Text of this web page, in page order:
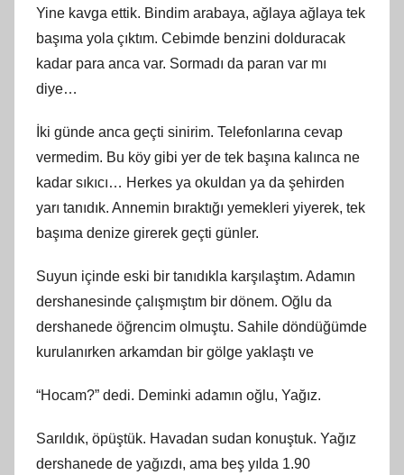
Yine kavga ettik. Bindim arabaya, ağlaya ağlaya tek
başıma yola çıktım. Cebimde benzini dolduracak
kadar para anca var. Sormadı da paran var mı
diye…
İki günde anca geçti sinirim. Telefonlarına cevap
vermedim. Bu köy gibi yer de tek başına kalınca ne
kadar sıkıcı… Herkes ya okuldan ya da şehirden
yarı tanıdık. Annemin bıraktığı yemekleri yiyerek, tek
başıma denize girerek geçti günler.
Suyun içinde eski bir tanıdıkla karşılaştım. Adamın
dershanesinde çalışmıştım bir dönem. Oğlu da
dershanede öğrencim olmuştu. Sahile döndüğümde
kurulanırken arkamdan bir gölge yaklaştı ve
“Hocam?” dedi. Deminki adamın oğlu, Yağız.
Sarıldık, öpüştük. Havadan sudan konuştuk. Yağız
dershanede de yağızdı, ama beş yılda 1.90